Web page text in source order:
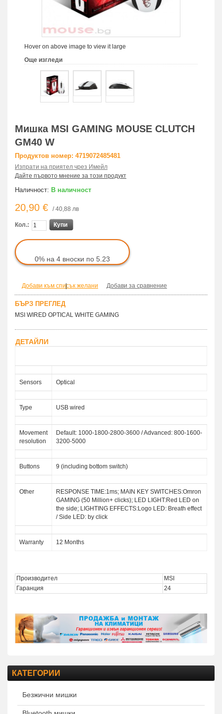
Hover on above image to view it large
Още изгледи
Мишка MSI GAMING MOUSE CLUTCH
GM40 W
Продуктов номер: 4719072485481
Изпрати на приятел чрез Имейл
Дайте първото мнение за този продукт
Наличност: В наличност
20,90 € / 40,88 лв
Кол.: Купи
0% на 4 вноски по 5.23
Добави към списък желани
| Добави за сравнение
БЪРЗ ПРЕГЛЕД
MSI WIRED OPTICAL WHITE GAMING
ДЕТАЙЛИ
Sensors Optical
Type USB wired
Movement
resolution
Default: 1000-1800-2800-3600 / Advanced: 800-1600-
3200-5000
Buttons 9 (including bottom switch)
Other
RESPONSE TIME:1ms; MAIN KEY SWITCHES:Omron
GAMING (50 Million+ clicks); LED LIGHT:Red LED on
the side; LIGHTING EFFECTS:Logo LED: Breath effect
/ Side LED: by click
Warranty 12 Months
Производител
MSI
Гаранция
24
КАТЕГОРИИ
Безжични мишки